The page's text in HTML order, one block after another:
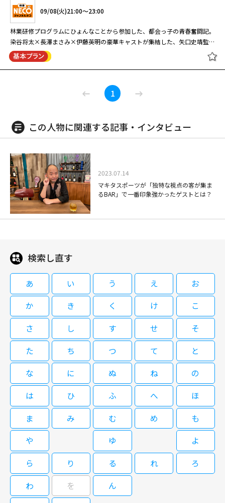
＜ファミ劇BOM！盆！イッキ見 ９
DAYS 2026＞ 臨床犯罪学者 火村英生
の推理（終） #8,9,10
08/17(月)02:30～05:05
有栖川有栖原作、斎藤工・窪田正孝がバディを組むミステリードラマ。犯罪
学者と推理作家が事件の謎を解く。出演はほかに優香、山本美月、長谷川京
（斎藤工）と、彼の捜査を観察する推理作家・有栖川有栖（窪田正孝）。お
よそ捜査現場に似つかわしくないこの２人がバディを組み、互いの欠点を補
完し合いながら、犯罪者が残した“トリック”という挑戦状を解明。まるで美
しい手品のように究極的に美しいロジックで、予想を覆す真相を炙り出して
いく・・・。
有栖川有栖原作、斎藤工・窪田正孝がバディを組むミステリードラマの特別
版。出演はほかに山本美月、高橋メアリージュン、佐藤隆太、長谷川京子、
夏木マリ。 究極の犯罪を追い求める犯罪学者・火村英生（斎藤工）と、彼
の捜査を観察する推理作家・有栖川有栖（窪田正孝）。ある日、兵庫と大阪
でアガサ・クリスティの「ABC殺人事件」を模倣した連続殺人事件が発生。
しかも、「ABCキラー」と名乗る犯人から、警察と火村宛に挑戦状が届く。
火村と有栖川はさっそく捜査への協力を開始するが、二人の前に新聞記者・
09/08(火)21:00～23:00
林業研修プログラムにひょんなことから参加した、都会っ子の青春奮闘記。
染谷将太×長澤まさみ×伊藤英明の豪華キャストが集結した、矢口史靖監督
によるワイルドすぎる青春エンタテインメント！ チャランポランな都会っ
子・勇気は、大学受験に失敗、彼女にもフラれる。そんな時、ふと目にした
に参加を決める。着いたのはケータイの電波も届かぬ“超”田舎の神去(かむ
さり)村。たまらず逃げ出そうとするが、とてつもなく魅力的な村人やお目
—？
WOOD JOB!(ウッジョブ) ～神去なあ
なあ日常～
林業研修プログラムにひょんなことから参加した、都会っ子の青春奮闘記。
染谷将太×長澤まさみ×伊藤英明の豪華キャストが集結した、矢口史靖監督
によるワイルドすぎる青春エンタテインメント！ チャランポランな都会っ
子・勇気は、大学受験に失敗、彼女にもフラれる。そんな時、ふと目にした
パンフレットの美女につられ、逃げ出すように1年間の林業研修プログラム
に参加を決める。着いたのはケータイの電波も届かぬ“超”田舎の神去(かむ
さり)村。たまらず逃げ出そうとするが、とてつもなく魅力的な村人やお目
—？
1
この人物に関連する記事・インタビュー
2023.07.14
マキタスポーツが「独特な視点の客が集ま
るBAR」で一番印象強かったゲストとは？
検索し直す
あ い う え
お
か
き く け
こ
さ
し す せ
そ
た
ち つ て
と
な
に ぬ ね
の
は
ひ ふ へ
ほ
ま
み む め
も
や
ゆ
よ
ら
り る れ
ろ
わ
を
ん